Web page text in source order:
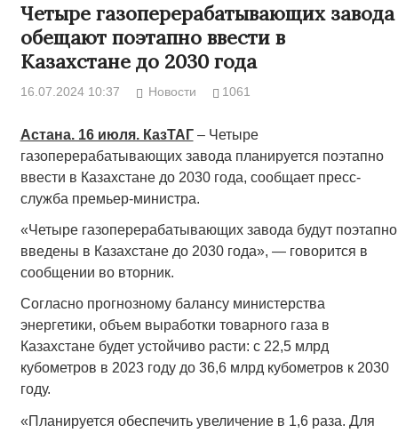
Четыре газоперерабатывающих завода
обещают поэтапно ввести в
Казахстане до 2030 года
16.07.2024 10:37 Новости 1061
Астана. 16 июля. КазТАГ– Четыре
газоперерабатывающих завода планируется поэтапно
ввести в Казахстане до 2030 года, сообщает пресс-
служба премьер-министра.
«Четыре газоперерабатывающих завода будут поэтапно
введены в Казахстане до 2030 года», — говорится в
сообщении во вторник.
Согласно прогнозному балансу министерства
энергетики, объем выработки товарного газа в
Казахстане будет устойчиво расти: с 22,5 млрд
кубометров в 2023 году до 36,6 млрд кубометров к 2030
году.
«Планируется обеспечить увеличение в 1,6 раза. Для